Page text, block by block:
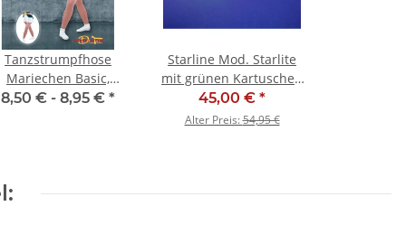
Tanzstrumpfhose
Mariechen Basic,
Kinder- &
8,50 € - 8,95 € *
Starline Mod. Starlite
mit grünen Kartuschen
- SALE
45,00 € *
Alter Preis:54,95 €